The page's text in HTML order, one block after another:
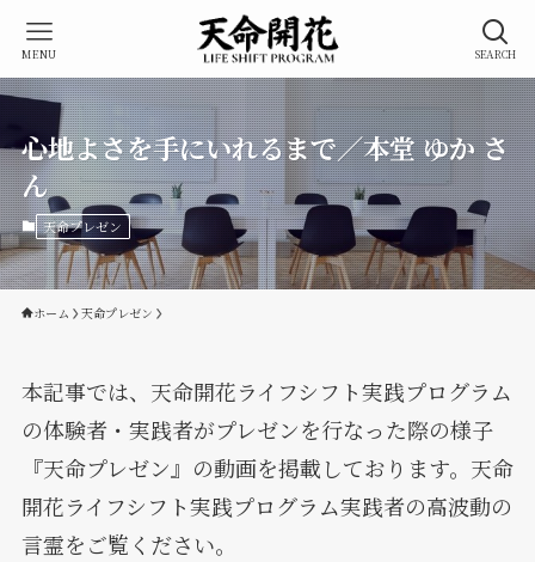
SEARCH
MENU
心地よさを手にいれるまで／本堂 ゆか さ
ん
天命プレゼン
ホーム 天命プレゼン
本記事では、天命開花ライフシフト実践プログラム
の体験者・実践者がプレゼンを行なった際の様子
『天命プレゼン』の動画を掲載しております。天命
開花ライフシフト実践プログラム実践者の高波動の
言霊をご覧ください。